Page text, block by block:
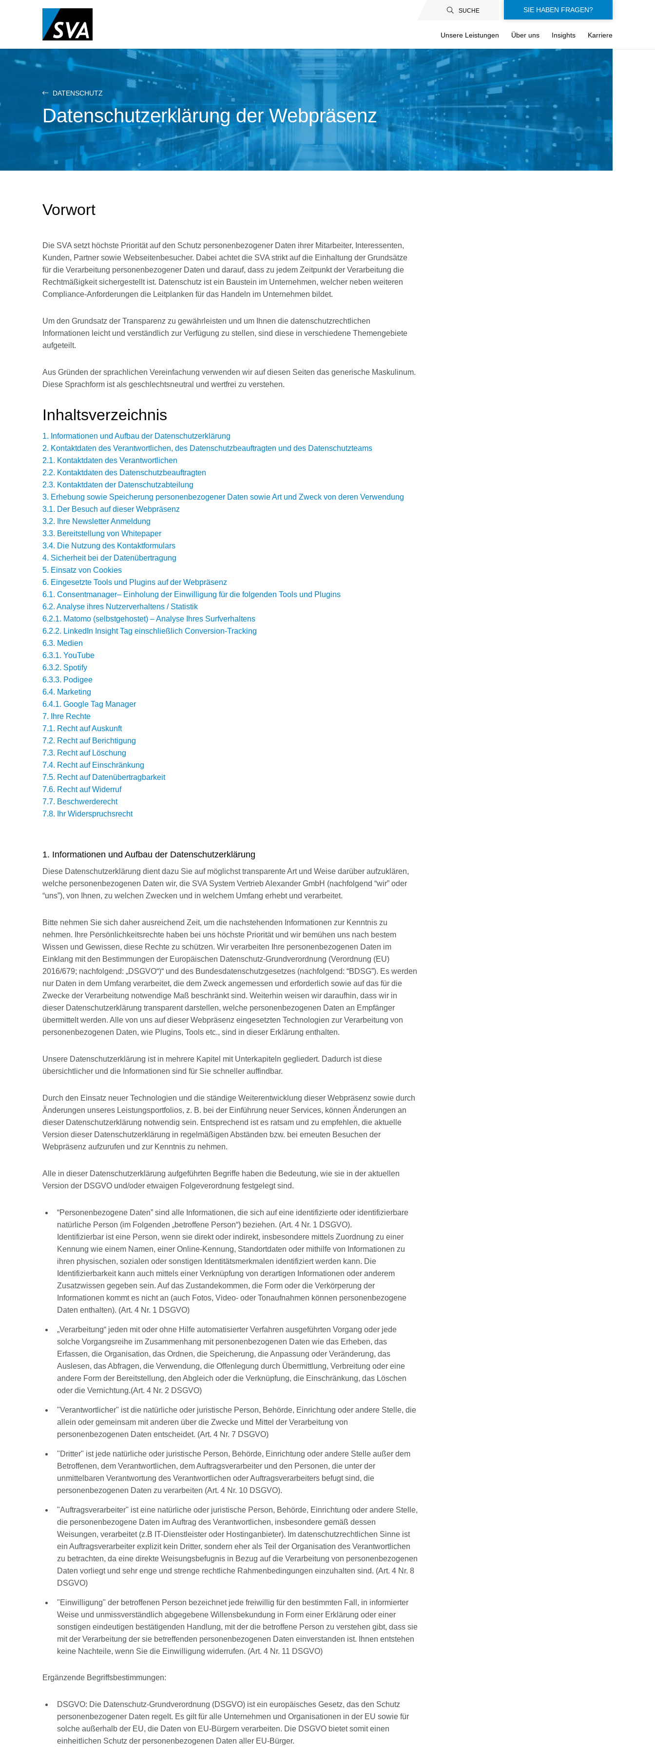
SUCHE SIE HABEN FRAGEN?
Unsere Leistungen Über uns Insights Karriere
DATENSCHUTZ
Datenschutzerklärung der Webpräsenz
Vorwort
Die SVA setzt höchste Priorität auf den Schutz personenbezogener Daten ihrer Mitarbeiter, Interessenten,
Kunden, Partner sowie Webseitenbesucher. Dabei achtet die SVA strikt auf die Einhaltung der Grundsätze
für die Verarbeitung personenbezogener Daten und darauf, dass zu jedem Zeitpunkt der Verarbeitung die
Rechtmäßigkeit sichergestellt ist. Datenschutz ist ein Baustein im Unternehmen, welcher neben weiteren
Compliance-Anforderungen die Leitplanken für das Handeln im Unternehmen bildet.
Um den Grundsatz der Transparenz zu gewährleisten und um Ihnen die datenschutzrechtlichen
Informationen leicht und verständlich zur Verfügung zu stellen, sind diese in verschiedene Themengebiete
aufgeteilt.
Aus Gründen der sprachlichen Vereinfachung verwenden wir auf diesen Seiten das generische Maskulinum.
Diese Sprachform ist als geschlechtsneutral und wertfrei zu verstehen.
Inhaltsverzeichnis
1. Informationen und Aufbau der Datenschutzerklärung
2. Kontaktdaten des Verantwortlichen, des Datenschutzbeauftragten und des Datenschutzteams
2.1. Kontaktdaten des Verantwortlichen
2.2. Kontaktdaten des Datenschutzbeauftragten
2.3. Kontaktdaten der Datenschutzabteilung
3. Erhebung sowie Speicherung personenbezogener Daten sowie Art und Zweck von deren Verwendung
3.1. Der Besuch auf dieser Webpräsenz
3.2. Ihre Newsletter Anmeldung
3.3. Bereitstellung von Whitepaper
3.4. Die Nutzung des Kontaktformulars
4. Sicherheit bei der Datenübertragung
5. Einsatz von Cookies
6. Eingesetzte Tools und Plugins auf der Webpräsenz
6.1. Consentmanager– Einholung der Einwilligung für die folgenden Tools und Plugins
6.2. Analyse ihres Nutzerverhaltens / Statistik
6.2.1. Matomo (selbstgehostet) – Analyse Ihres Surfverhaltens
6.2.2. LinkedIn Insight Tag einschließlich Conversion-Tracking
6.3. Medien
6.3.1. YouTube
6.3.2. Spotify
6.3.3. Podigee
6.4. Marketing
6.4.1. Google Tag Manager
7. Ihre Rechte
7.1. Recht auf Auskunft
7.2. Recht auf Berichtigung
7.3. Recht auf Löschung
7.4. Recht auf Einschränkung
7.5. Recht auf Datenübertragbarkeit
7.6. Recht auf Widerruf
7.7. Beschwerderecht
7.8. Ihr Widerspruchsrecht
1. Informationen und Aufbau der Datenschutzerklärung
Diese Datenschutzerklärung dient dazu Sie auf möglichst transparente Art und Weise darüber aufzuklären,
welche personenbezogenen Daten wir, die SVA System Vertrieb Alexander GmbH (nachfolgend “wir” oder
“uns”), von Ihnen, zu welchen Zwecken und in welchem Umfang erhebt und verarbeitet.
Bitte nehmen Sie sich daher ausreichend Zeit, um die nachstehenden Informationen zur Kenntnis zu
nehmen. Ihre Persönlichkeitsrechte haben bei uns höchste Priorität und wir bemühen uns nach bestem
Wissen und Gewissen, diese Rechte zu schützen. Wir verarbeiten Ihre personenbezogenen Daten im
Einklang mit den Bestimmungen der Europäischen Datenschutz-Grundverordnung (Verordnung (EU)
2016/679; nachfolgend: „DSGVO“)“ und des Bundesdatenschutzgesetzes (nachfolgend: “BDSG”). Es werden
nur Daten in dem Umfang verarbeitet, die dem Zweck angemessen und erforderlich sowie auf das für die
Zwecke der Verarbeitung notwendige Maß beschränkt sind. Weiterhin weisen wir daraufhin, dass wir in
dieser Datenschutzerklärung transparent darstellen, welche personenbezogenen Daten an Empfänger
übermittelt werden. Alle von uns auf dieser Webpräsenz eingesetzten Technologien zur Verarbeitung von
personenbezogenen Daten, wie Plugins, Tools etc., sind in dieser Erklärung enthalten.
Unsere Datenschutzerklärung ist in mehrere Kapitel mit Unterkapiteln gegliedert. Dadurch ist diese
übersichtlicher und die Informationen sind für Sie schneller auffindbar.
Durch den Einsatz neuer Technologien und die ständige Weiterentwicklung dieser Webpräsenz sowie durch
Änderungen unseres Leistungsportfolios, z. B. bei der Einführung neuer Services, können Änderungen an
dieser Datenschutzerklärung notwendig sein. Entsprechend ist es ratsam und zu empfehlen, die aktuelle
Version dieser Datenschutzerklärung in regelmäßigen Abständen bzw. bei erneuten Besuchen der
Webpräsenz aufzurufen und zur Kenntnis zu nehmen.
Alle in dieser Datenschutzerklärung aufgeführten Begriffe haben die Bedeutung, wie sie in der aktuellen
Version der DSGVO und/oder etwaigen Folgeverordnung festgelegt sind.
“Personenbezogene Daten” sind alle Informationen, die sich auf eine identifizierte oder identifizierbare
natürliche Person (im Folgenden „betroffene Person“) beziehen. (Art. 4 Nr. 1 DSGVO).
Identifizierbar ist eine Person, wenn sie direkt oder indirekt, insbesondere mittels Zuordnung zu einer
Kennung wie einem Namen, einer Online-Kennung, Standortdaten oder mithilfe von Informationen zu
ihren physischen, sozialen oder sonstigen Identitätsmerkmalen identifiziert werden kann. Die
Identifizierbarkeit kann auch mittels einer Verknüpfung von derartigen Informationen oder anderem
Zusatzwissen gegeben sein. Auf das Zustandekommen, die Form oder die Verkörperung der
Informationen kommt es nicht an (auch Fotos, Video- oder Tonaufnahmen können personenbezogene
Daten enthalten). (Art. 4 Nr. 1 DSGVO)
„Verarbeitung“ jeden mit oder ohne Hilfe automatisierter Verfahren ausgeführten Vorgang oder jede
solche Vorgangsreihe im Zusammenhang mit personenbezogenen Daten wie das Erheben, das
Erfassen, die Organisation, das Ordnen, die Speicherung, die Anpassung oder Veränderung, das
Auslesen, das Abfragen, die Verwendung, die Offenlegung durch Übermittlung, Verbreitung oder eine
andere Form der Bereitstellung, den Abgleich oder die Verknüpfung, die Einschränkung, das Löschen
oder die Vernichtung.(Art. 4 Nr. 2 DSGVO)
"Verantwortlicher" ist die natürliche oder juristische Person, Behörde, Einrichtung oder andere Stelle, die
allein oder gemeinsam mit anderen über die Zwecke und Mittel der Verarbeitung von
personenbezogenen Daten entscheidet. (Art. 4 Nr. 7 DSGVO)
"Dritter" ist jede natürliche oder juristische Person, Behörde, Einrichtung oder andere Stelle außer dem
Betroffenen, dem Verantwortlichen, dem Auftragsverarbeiter und den Personen, die unter der
unmittelbaren Verantwortung des Verantwortlichen oder Auftragsverarbeiters befugt sind, die
personenbezogenen Daten zu verarbeiten (Art. 4 Nr. 10 DSGVO).
"Auftragsverarbeiter" ist eine natürliche oder juristische Person, Behörde, Einrichtung oder andere Stelle,
die personenbezogene Daten im Auftrag des Verantwortlichen, insbesondere gemäß dessen
Weisungen, verarbeitet (z.B IT-Dienstleister oder Hostinganbieter). Im datenschutzrechtlichen Sinne ist
ein Auftragsverarbeiter explizit kein Dritter, sondern eher als Teil der Organisation des Verantwortlichen
zu betrachten, da eine direkte Weisungsbefugnis in Bezug auf die Verarbeitung von personenbezogenen
Daten vorliegt und sehr enge und strenge rechtliche Rahmenbedingungen einzuhalten sind. (Art. 4 Nr. 8
DSGVO)
"Einwilligung" der betroffenen Person bezeichnet jede freiwillig für den bestimmten Fall, in informierter
Weise und unmissverständlich abgegebene Willensbekundung in Form einer Erklärung oder einer
sonstigen eindeutigen bestätigenden Handlung, mit der die betroffene Person zu verstehen gibt, dass sie
mit der Verarbeitung der sie betreffenden personenbezogenen Daten einverstanden ist. Ihnen entstehen
keine Nachteile, wenn Sie die Einwilligung widerrufen. (Art. 4 Nr. 11 DSGVO)
Ergänzende Begriffsbestimmungen:
DSGVO: Die Datenschutz-Grundverordnung (DSGVO) ist ein europäisches Gesetz, das den Schutz
personenbezogener Daten regelt. Es gilt für alle Unternehmen und Organisationen in der EU sowie für
solche außerhalb der EU, die Daten von EU-Bürgern verarbeiten. Die DSGVO bietet somit einen
einheitlichen Schutz der personenbezogenen Daten aller EU-Bürger.